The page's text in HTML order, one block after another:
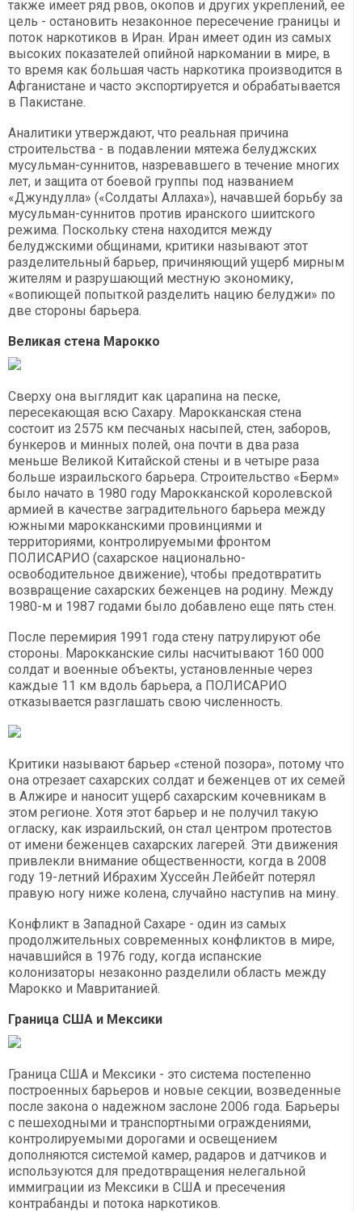
также имеет ряд рвов, окопов и других укреплений, ее
цель - остановить незаконное пересечение границы и
поток наркотиков в Иран. Иран имеет один из самых
высоких показателей опийной наркомании в мире, в
то время как большая часть наркотика производится в
Афганистане и часто экспортируется и обрабатывается
в Пакистане.
Аналитики утверждают, что реальная причина
строительства - в подавлении мятежа белуджских
мусульман-суннитов, назревавшего в течение многих
лет, и защита от боевой группы под названием
«Джундулла» («Солдаты Аллаха»), начавшей борьбу за
мусульман-суннитов против иранского шиитского
режима. Поскольку стена находится между
белуджскими общинами, критики называют этот
разделительный барьер, причиняющий ущерб мирным
жителям и разрушающий местную экономику,
«вопиющей попыткой разделить нацию белуджи» по
две стороны барьера.
Великая стена Марокко
Сверху она выглядит как царапина на песке,
пересекающая всю Сахару. Марокканская стена
состоит из 2575 км песчаных насыпей, стен, заборов,
бункеров и минных полей, она почти в два раза
меньше Великой Китайской стены и в четыре раза
больше израильского барьера. Строительство «Берм»
было начато в 1980 году Марокканской королевской
армией в качестве заградительного барьера между
южными марокканскими провинциями и
территориями, контролируемыми фронтом
ПОЛИСАРИО (сахарское национально-
освободительное движение), чтобы предотвратить
возвращение сахарских беженцев на родину. Между
1980-м и 1987 годами было добавлено еще пять стен.
После перемирия 1991 года стену патрулируют обе
стороны. Марокканские силы насчитывают 160 000
солдат и военные объекты, установленные через
каждые 11 км вдоль барьера, а ПОЛИСАРИО
отказывается разглашать свою численность.
Критики называют барьер «стеной позора», потому что
она отрезает сахарских солдат и беженцев от их семей
в Алжире и наносит ущерб сахарским кочевникам в
этом регионе. Хотя этот барьер и не получил такую
огласку, как израильский, он стал центром протестов
от имени беженцев сахарских лагерей. Эти движения
привлекли внимание общественности, когда в 2008
году 19-летний Ибрахим Хуссейн Лейбейт потерял
правую ногу ниже колена, случайно наступив на мину.
Конфликт в Западной Сахаре - один из самых
продолжительных современных конфликтов в мире,
начавшийся в 1976 году, когда испанские
колонизаторы незаконно разделили область между
Марокко и Мавританией.
Граница США и Мексики
Граница США и Мексики - это система постепенно
построенных барьеров и новые секции, возведенные
после закона о надежном заслоне 2006 года. Барьеры
с пешеходными и транспортными ограждениями,
контролируемыми дорогами и освещением
дополняются системой камер, радаров и датчиков и
используются для предотвращения нелегальной
иммиграции из Мексики в США и пресечения
контрабанды и потока наркотиков.